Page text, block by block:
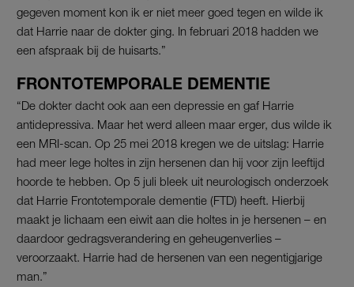
gegeven moment kon ik er niet meer goed tegen en wilde ik
dat Harrie naar de dokter ging. In februari 2018 hadden we
een afspraak bij de huisarts.”
FRONTOTEMPORALE DEMENTIE
“De dokter dacht ook aan een depressie en gaf Harrie
antidepressiva. Maar het werd alleen maar erger, dus wilde ik
een MRI-scan. Op 25 mei 2018 kregen we de uitslag: Harrie
had meer lege holtes in zijn hersenen dan hij voor zijn leeftijd
hoorde te hebben. Op 5 juli bleek uit neurologisch onderzoek
dat Harrie Frontotemporale dementie (FTD) heeft. Hierbij
maakt je lichaam een eiwit aan die holtes in je hersenen – en
daardoor gedragsverandering en geheugenverlies –
veroorzaakt. Harrie had de hersenen van een negentigjarige
man.”